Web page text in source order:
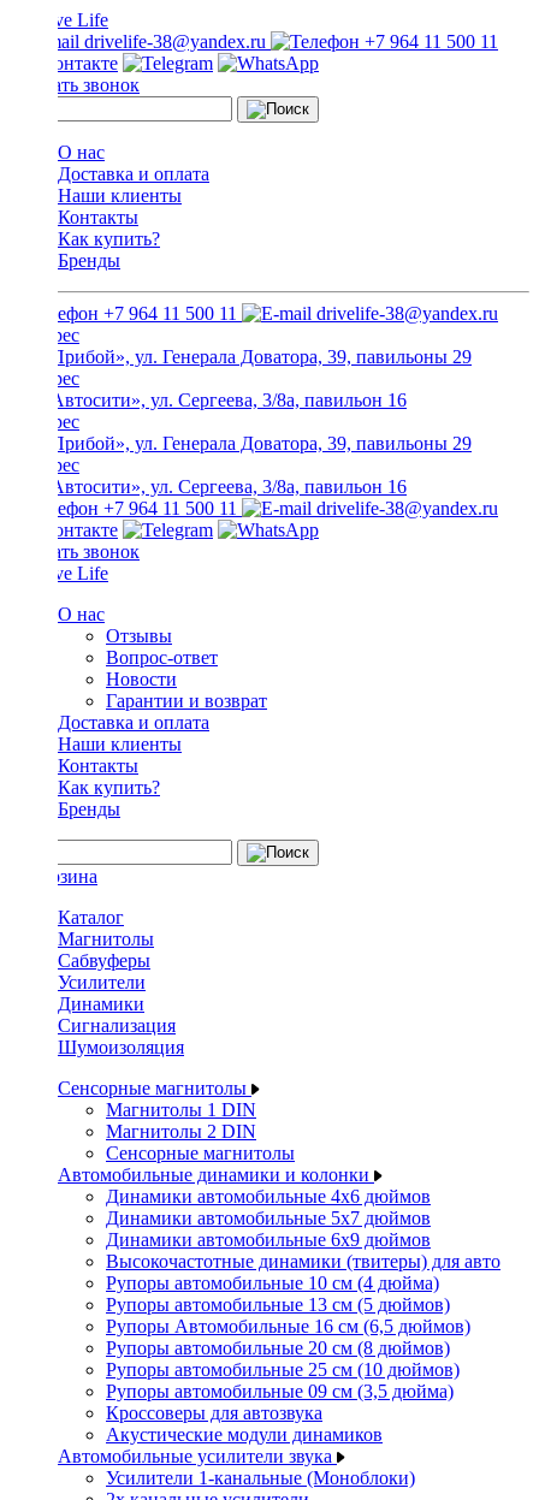
drivelife-38@yandex.ru +7 964 11 500 11
Заказать звонок
О нас
Доставка и оплата
Наши клиенты
Контакты
Как купить?
Бренды
+7 964 11 500 11 drivelife-38@yandex.ru
ТЦ «Прибой», ул. Генерала Доватора, 39, павильоны 29
ТЦ «Автосити», ул. Сергеева, 3/8а, павильон 16
ТЦ «Прибой», ул. Генерала Доватора, 39, павильоны 29
ТЦ «Автосити», ул. Сергеева, 3/8а, павильон 16
+7 964 11 500 11
drivelife-38@yandex.ru
Заказать звонок
О нас
Отзывы
Вопрос-ответ
Новости
Гарантии и возврат
Доставка и оплата
Наши клиенты
Контакты
Как купить?
Бренды
Каталог
Магнитолы
Сабвуферы
Усилители
Динамики
Сигнализация
Шумоизоляция
Сенсорные магнитолы
Магнитолы 1 DIN
Магнитолы 2 DIN
Сенсорные магнитолы
Автомобильные динамики и колонки
Динамики автомобильные 4x6 дюймов
Динамики автомобильные 5x7 дюймов
Динамики автомобильные 6x9 дюймов
Высокочастотные динамики (твитеры) для авто
Рупоры автомобильные 10 см (4 дюйма)
Рупоры автомобильные 13 см (5 дюймов)
Рупоры Автомобильные 16 см (6,5 дюймов)
Рупоры автомобильные 20 см (8 дюймов)
Рупоры автомобильные 25 см (10 дюймов)
Рупоры автомобильные 09 см (3,5 дюйма)
Кроссоверы для автозвука
Акустические модули динамиков
Автомобильные усилители звука
Усилители 1-канальные (Моноблоки)